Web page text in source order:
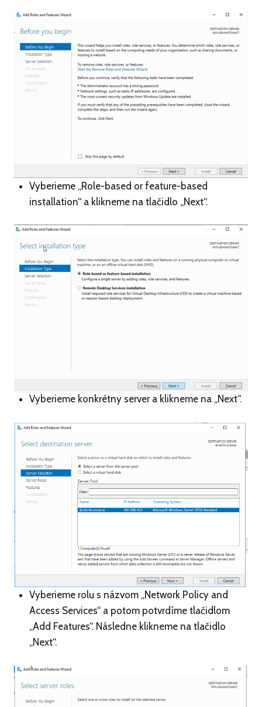
Vyberieme „Role-based or feature-based
installation“ a klikneme na tlačidlo „Next“.
Vyberieme konkrétny server a klikneme na „Next“.
Vyberieme rolu s názvom „Network Policy and
Access Services“ a potom potvrdíme tlačidlom
„Add Features“. Následne klikneme na tlačidlo
„Next“.